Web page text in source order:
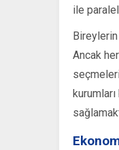
ile
Bireylerin
Ancak